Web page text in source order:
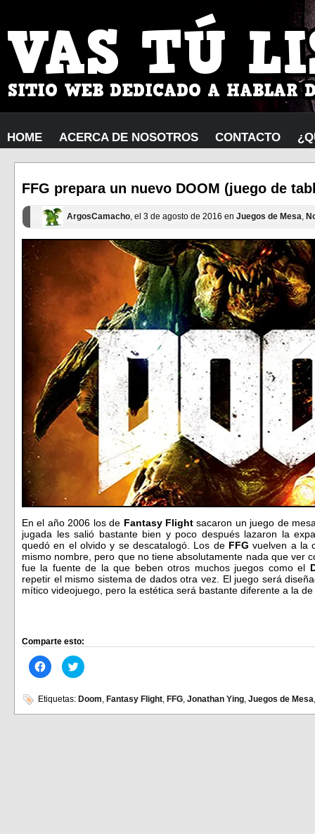
HOME ACERCA DE NOSOTROS CONTACTO
FFG prepara un nuevo DOOM (juego de
ArgosCamacho, el 3 de agosto de 2016 en Juegos de Mesa,
En el año 2006 los de Fantasy Flight sacaron un juego de
jugada les salió bastante bien y poco después lazaron la
quedó en el olvido y se descatalogó. Los de FFG vuelven a la
mismo nombre, pero que no tiene absolutamente nada que ver
fue la fuente de la que beben otros muchos juegos como el
repetir el mismo sistema de dados otra vez. El juego será
mítico videojuego, pero la estética será bastante diferente a la
Comparte esto:
Haz
clic
en
Facebook
(Se
Haz
clic
en
Twitter
(Se
Etiquetas: Doom, Fantasy Flight, FFG, Jonathan Ying, Juegos de Mesa